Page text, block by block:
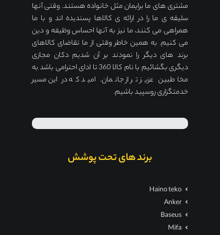
مشتری های ما برایمان مثل خانواده هستند. وقتی آنها
سلیقه ی ما را در ارائه ی کالاها پسندیده اند و با ما
همراهی می کنند، ما نیز به آنها احساس وظیفه و دین
می کنیم. به همین خاطر وقتی از ما تقاضای کالاهای
برند های دیگر را نمودند بر آن شدیم دکان مجازی
دیگری بگشائیم با نام کالا 360 تا ادای احترامی باشد به
مخاطبین عزیز تر از جانمان. امید که در این مسیر
خدمتگزاری روسپید باشیم.
برند های تحت پوشش
Haino teko
Anker
Baseus
Mifa